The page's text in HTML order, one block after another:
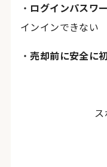
・ ログインパスワ
インインできない
・売却前に安全に